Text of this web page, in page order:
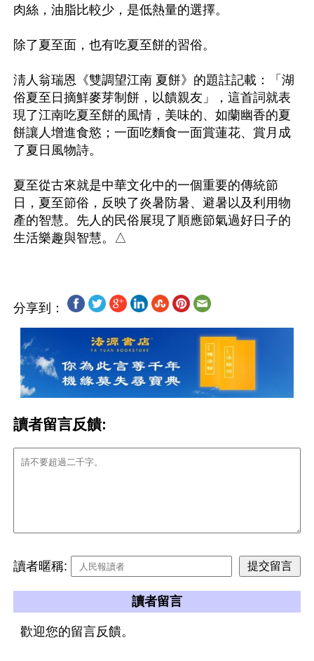
肉絲，油脂比較少，是低熱量的選擇。
除了夏至面，也有吃夏至餅的習俗。
淸人翁瑞恩《雙調望江南 夏餅》的題註記載：「湖
俗夏至日摘鮮麥芽制餅，以饋親友」，這首詞就表
現了江南吃夏至餅的風情，美味的、如蘭幽香的夏
餅讓人增進食慾；一面吃麵食一面賞蓮花、賞月成
了夏日風物詩。
夏至從古來就是中華文化中的一個重要的傳統節
日，夏至節俗，反映了炎暑防暑、避暑以及利用物
產的智慧。先人的民俗展現了順應節氣過好日子的
分享到：
讀者留言反饋:
讀者暱稱:
讀者留言
歡迎您的留言反饋。